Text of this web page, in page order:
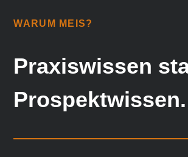
WARUM MEIS?
Praxiswissen
Prospektwissen.